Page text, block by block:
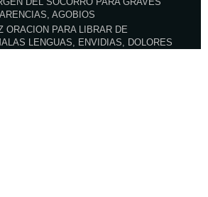
AGOBIOS
ORACION PARA LIBRAR DE
LENGUAS, ENVIDIAS, DOLORES